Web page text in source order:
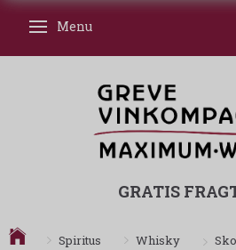
Skifte navigation
Menu
GRATIS
Spiritus Whisky